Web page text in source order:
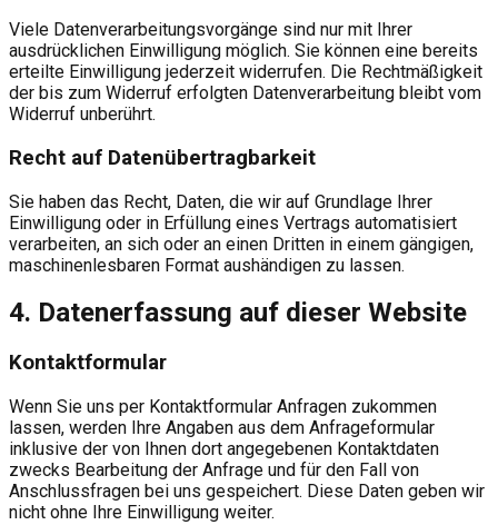
Viele Datenverarbeitungsvorgänge sind nur mit Ihrer
ausdrücklichen Einwilligung möglich. Sie können eine bereits
erteilte Einwilligung jederzeit widerrufen. Die Rechtmäßigkeit
der bis zum Widerruf erfolgten Datenverarbeitung bleibt vom
Widerruf unberührt.
Recht auf Datenübertragbarkeit
Sie haben das Recht, Daten, die wir auf Grundlage Ihrer
Einwilligung oder in Erfüllung eines Vertrags automatisiert
verarbeiten, an sich oder an einen Dritten in einem gängigen,
maschinenlesbaren Format aushändigen zu lassen.
4. Datenerfassung auf dieser Website
Kontaktformular
Wenn Sie uns per Kontaktformular Anfragen zukommen
lassen, werden Ihre Angaben aus dem Anfrageformular
inklusive der von Ihnen dort angegebenen Kontaktdaten
zwecks Bearbeitung der Anfrage und für den Fall von
Anschlussfragen bei uns gespeichert. Diese Daten geben wir
nicht ohne Ihre Einwilligung weiter.